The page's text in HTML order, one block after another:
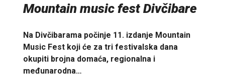
Mountain music fest Divčibare
Na Divčibarama počinje 11. izdanje Mountain
Music Fest koji će za tri festivalska dana
okupiti brojna domaća, regionalna i
međunarodna…